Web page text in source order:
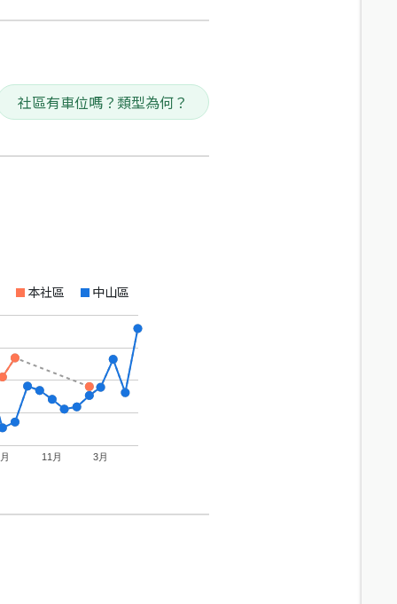
社區有車位嗎？類型為何？
本社區 中山區
11月 3月